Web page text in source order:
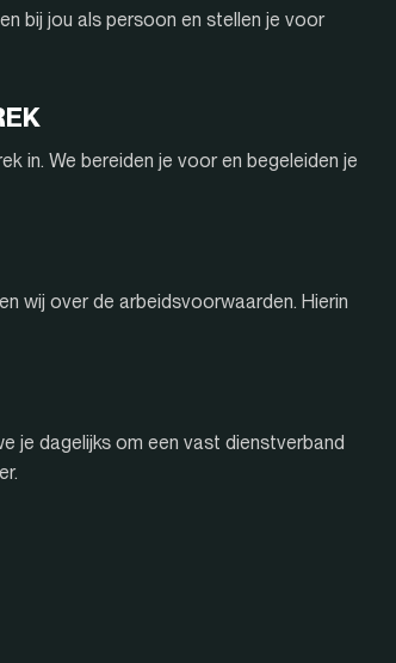
bij jou als persoon en stellen je voor
in. We bereiden je voor en begeleiden je
wij over de arbeidsvoorwaarden. Hierin
je dagelijks om een vast dienstverband